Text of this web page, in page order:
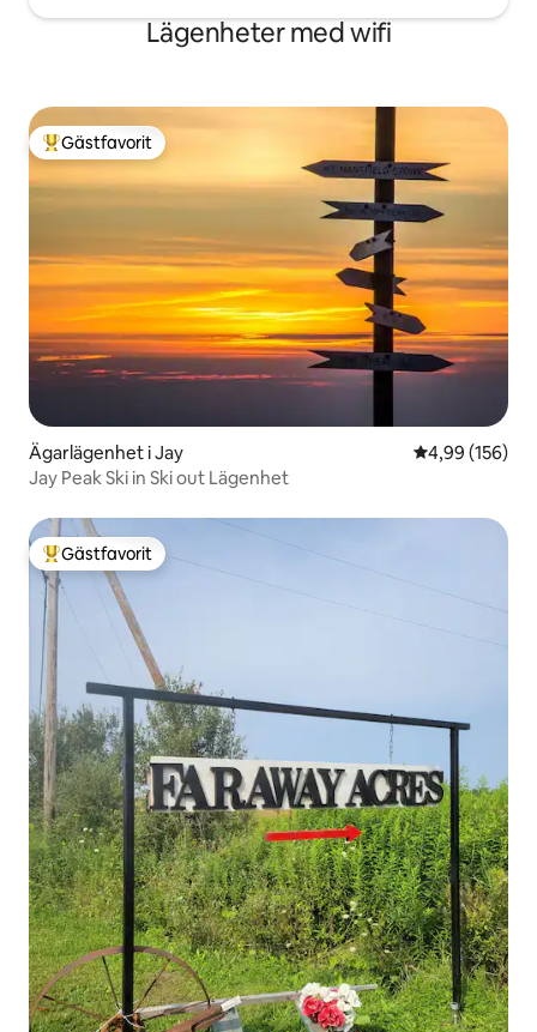
Lägenheter med wifi
Populär gästfavorit
Gästfavorit
Ägarlägenhet i Jay 4,99 av 5 i
4,99 (156)
Jay Peak Ski in Ski out Lägenhet
Populär gästfavorit
Gästfavorit